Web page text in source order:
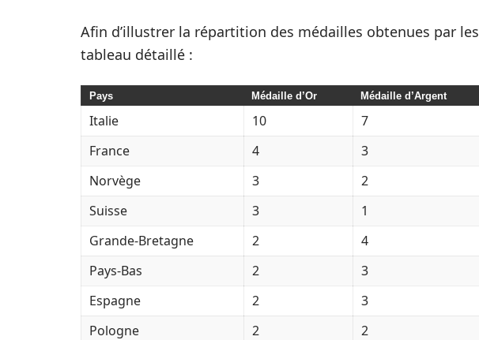
Afin d’illustrer la répartition des médailles obtenues par
tableau détaillé :
Pays Médaille d’Or Médaille d’Argent
Italie 10 7
France
4 3
Norvège
3 2
Suisse
3 1
Grande-Bretagne
2 4
Pays-Bas
2 3
Espagne
2 3
Pologne
2 2